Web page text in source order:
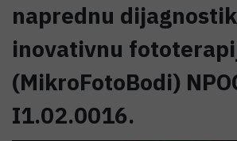
naprednu
inovativnu
(MikroFotoBodi)
I1.02.0016.